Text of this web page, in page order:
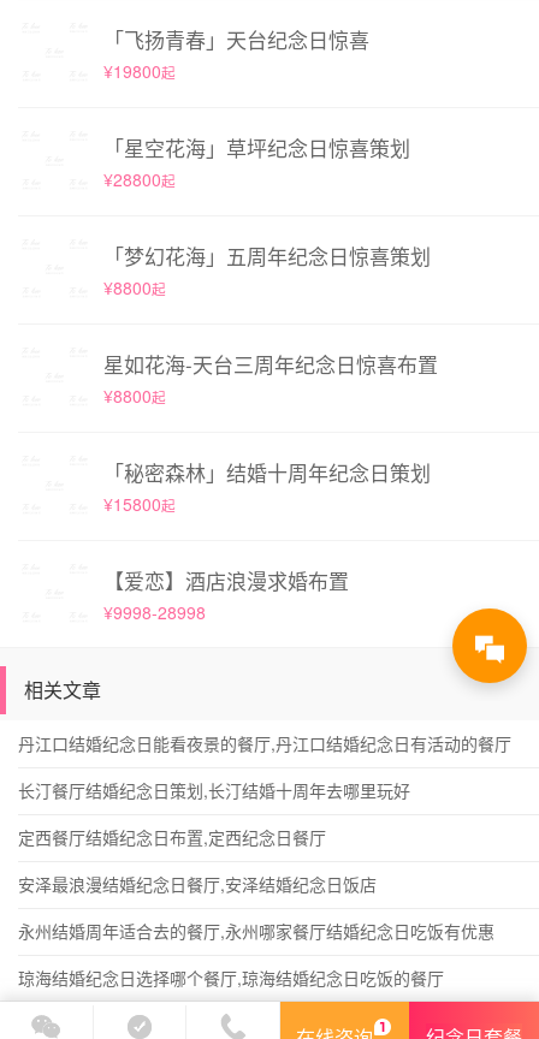
「飞扬青春」天台纪念日惊喜
¥19800起
「星空花海」草坪纪念日惊喜策划
¥28800起
「梦幻花海」五周年纪念日惊喜策划
¥8800起
星如花海-天台三周年纪念日惊喜布置
¥8800起
「秘密森林」结婚十周年纪念日策划
¥15800起
【爱恋】酒店浪漫求婚布置
¥9998-28998
相关文章
丹江口结婚纪念日能看夜景的餐厅,丹江口结婚纪念日有活动的餐厅
长汀餐厅结婚纪念日策划,长汀结婚十周年去哪里玩好
定西餐厅结婚纪念日布置,定西纪念日餐厅
安泽最浪漫结婚纪念日餐厅,安泽结婚纪念日饭店
永州结婚周年适合去的餐厅,永州哪家餐厅结婚纪念日吃饭有优惠
琼海结婚纪念日选择哪个餐厅,琼海结婚纪念日吃饭的餐厅